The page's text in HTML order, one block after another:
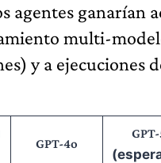
agentes ganarían
multi-
y a ejecuciones
GPT-4o